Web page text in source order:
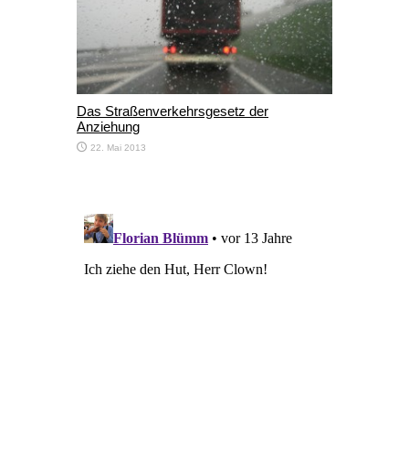
Das Straßenverkehrsgesetz der
Anziehung
22. Mai 2013